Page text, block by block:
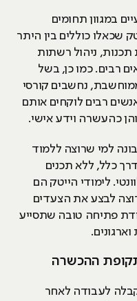
במגוון תחומים
שכאלו כוללים בין היתר
תכנות, ניהול רשתות
רבים. כמו כן, בשל
נחשבים קורסי
רבים לוקחים אותם
כהעשרה וידע אישי.
למי שרוצה ללמוד
כלל, ללא תכנים
לימודי הייטק הם
לבצע את הצעדים
פתיחה טובה שתסייע
ההכשרה
לעבודה לאחר